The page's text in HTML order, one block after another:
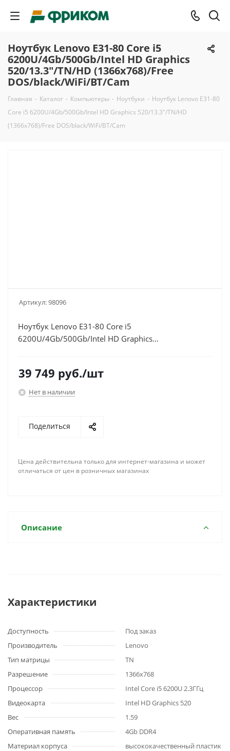
Ноутбук Lenovo E31-80 Core i5
6200U/4Gb/500Gb/Intel HD Graphics
520/13.3"/TN/HD (1366x768)/Free
DOS/black/WiFi/BT/Cam
Главная - Каталог - Компьютеры - Ноутбуки - Ноутбук Lenovo E31-80
Core i5 6200U/4Gb/500Gb/Intel HD Graphics 520/13.3"/TN/HD
(1366x768)/Free DOS/black/WiFi/BT/Cam
Артикул:98096
Ноутбук Lenovo E31-80 Core i5
6200U/4Gb/500Gb/Intel HD Graphics
39 749 руб./шт
Нет в наличии
Поделиться
Цена действительна только для интернет-магазина и может
отличаться от цен в розничных магазинах
Описание
Характеристики
Доступность
Под заказ
Производитель
Lenovo
Тип матрицы
TN
Разрешение
1366x768
Процессор
Intel Core i5 6200U 2.3ГГц
Видеокарта
Intel HD Graphics 520
Вес
1.59
Оперативная память
4Gb DDR4
Материал корпуса
высококачественный пластик